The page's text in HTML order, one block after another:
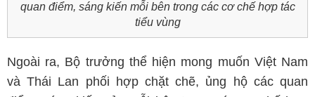
quan điểm, sáng kiến mỗi bên trong các cơ chế hợp tác
tiểu vùng
Ngoài ra, Bộ trưởng thể hiện mong muốn Việt Nam
và Thái Lan phối hợp chặt chẽ, ủng hộ các quan